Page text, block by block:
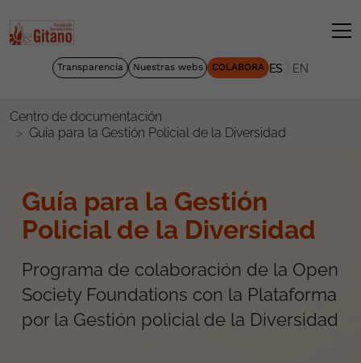
Transparencia Nuestras webs COLABORA ES EN
Centro de documentación
Guía para la Gestión Policial de la Diversidad
Guía para la Gestión
Policial de la Diversidad
Programa de colaboración de la Open
Society Foundations con la Plataforma
por la Gestión policial de la Diversidad